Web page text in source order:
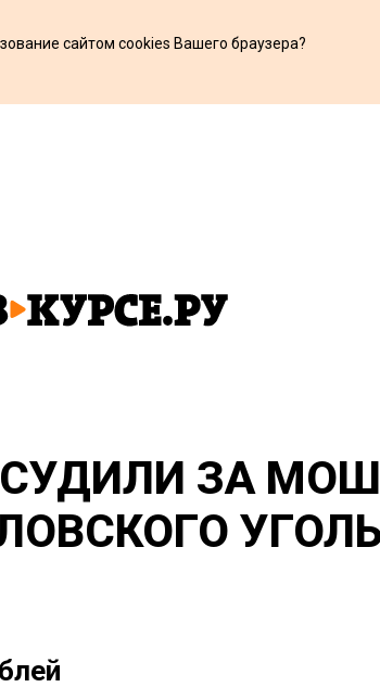
сайтом cookies Вашего браузера?
ЗА